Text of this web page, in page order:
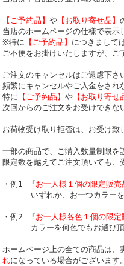
【ご予約品】 や【お取り寄せ品】
当店のホームページの仕様で表示
※特に 【ご予約品】 につきまして
ご不便をお掛けいたしますが、ご
ご注文のキャンセルはご遠慮下さ
頻繁にキャンセルやご入金をされ
特に 【ご予約品】 や【お取り寄せ
次回からのご注文をお受けできな
お荷物受け取り拒否は、お受け致
一部の商品で、ご購入数量制限を
限定数を越えてご注文頂いても、
・例1 『お一人様１個の限定販売
いずれか、お一つカラーを
・例2 『お一人様各色１個の限定
カラーを何色でもお選び頂
ホームページ上の全ての商品は、
れになっている場合がございます。